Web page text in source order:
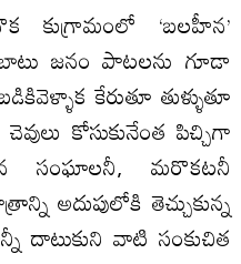
కుగ్రామంలో ‘బలహీన’
బాటు జనం పాటలను గూడా
కేరుతూ తుళ్ళుతూ
కోసుకునేంత పిచ్చిగా
మరొకటనీ
అదుపులోకి తెచ్చుకున్న
దాటుకుని వాటి సంకుచిత